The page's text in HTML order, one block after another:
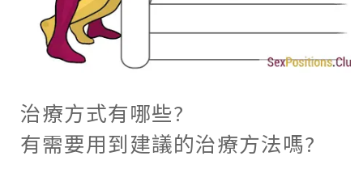
治療方式有哪些?
有需要用到建議的治療方法嗎?